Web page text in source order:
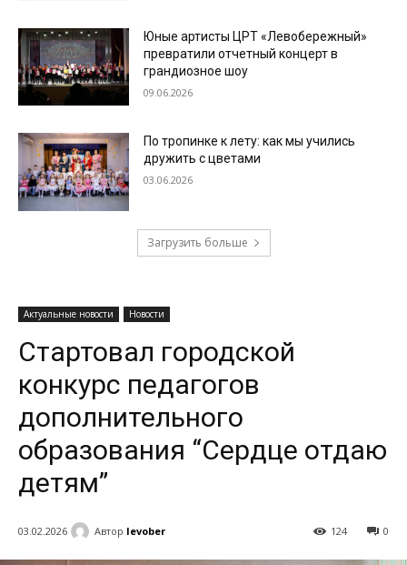
Юные артисты ЦРТ «Левобережный»
превратили отчетный концерт в
грандиозное шоу
09.06.2026
По тропинке к лету: как мы учились
дружить с цветами
03.06.2026
Загрузить больше